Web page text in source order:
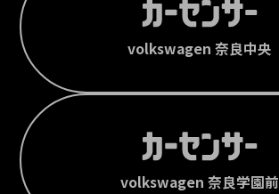
volkswagen 奈良中央
volkswagen 奈良学園前